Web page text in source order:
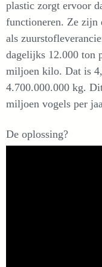
plastic zorgt ervoor
functioneren. Ze zijn
als
dagelijks 12.000 ton
miljoen kilo. Dat is
4.700.000.000 kg.
miljoen vogels per
De oplossing?